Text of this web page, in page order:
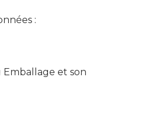
:
Emballage et son